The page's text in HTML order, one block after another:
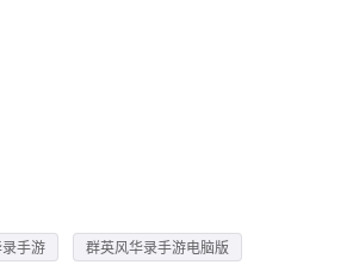
手游 群英风华录手游电脑版